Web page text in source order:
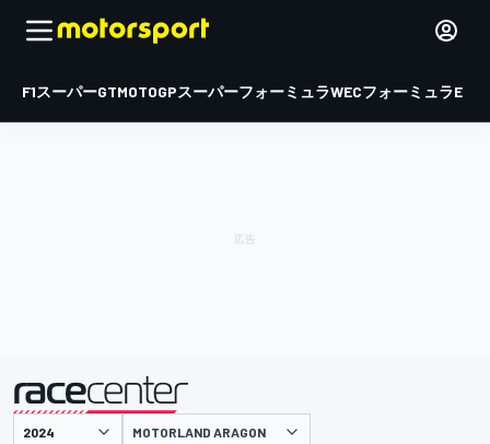
F1スーパーGTMOTOGPスーパーフォーミュラWECフォーミュラE
主催 MOTORLAND ARAGON